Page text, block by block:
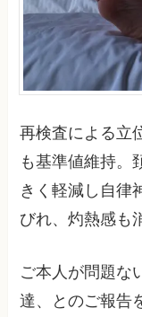
再検査による立
も基準値維持。
きく軽減し自律
びれ、灼熱感も
ご本人が問題な
達、とのご報告